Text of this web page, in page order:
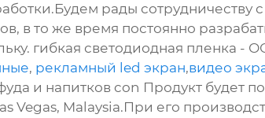
рады сотрудничеству
в то же время постоянно
гибкая светодиодная пленка -
, рекламный led экран,видео
и напитков con Продукт будет
Vegas, Malaysia.При его